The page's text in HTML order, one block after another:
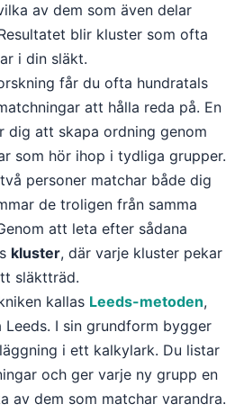
av dem som även delar
blir kluster som ofta
i din släkt.
får du ofta hundratals
att hålla reda på. En
dig att skapa ordning genom
som hör ihop i tydliga grupper.
personer matchar både dig
de troligen från samma
att leta efter sådana
kluster, där varje kluster pekar
släktträd.
kallas Leeds-metoden,
Leeds. I sin grundform bygger
i ett kalkylark. Du listar
och ger varje ny grupp en
av dem som matchar varandra.